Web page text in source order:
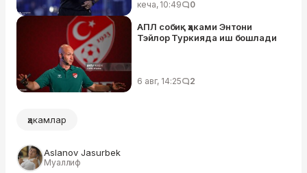
кеча, 10:49 0
АПЛ собиқ ҳаками Энтони
Тэйлор Туркияда иш бошлади
6 авг, 14:25 2
ҳакамлар
Aslanov Jasurbek
Муаллиф